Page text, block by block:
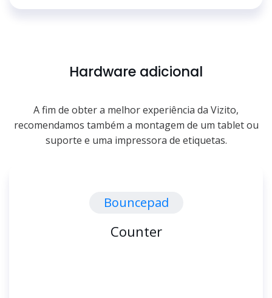
Hardware adicional
A fim de obter a melhor experiência da Vizito,
recomendamos também a montagem de um tablet ou
suporte e uma impressora de etiquetas.
Bouncepad
Counter